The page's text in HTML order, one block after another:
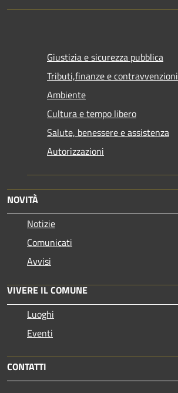
Giustizia e sicurezza pubblica
Tributi,finanze e contravvenzioni
Ambiente
Cultura e tempo libero
Salute, benessere e assistenza
Autorizzazioni
NOVITÀ
Notizie
Comunicati
Avvisi
VIVERE IL COMUNE
Luoghi
Eventi
CONTATTI